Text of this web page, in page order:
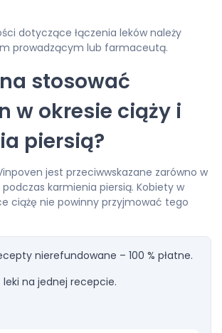
dotyczące łączenia leków należy
prowadzącym lub farmaceutą.
stosować
w okresie ciąży i
piersią?
jest przeciwwskazane zarówno w
podczas karmienia piersią. Kobiety w
ciążę nie powinny przyjmować tego
nierefundowane – 100 % płatne.
na jednej recepcie.